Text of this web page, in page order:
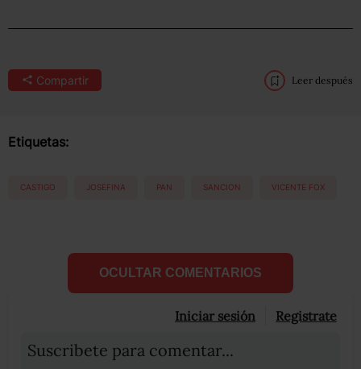
Compartir Leer después
Etiquetas:
CASTIGO JOSEFINA PAN SANCION VICENTE FOX
OCULTAR COMENTARIOS
Iniciar sesión Registrate
Suscribete para comentar...